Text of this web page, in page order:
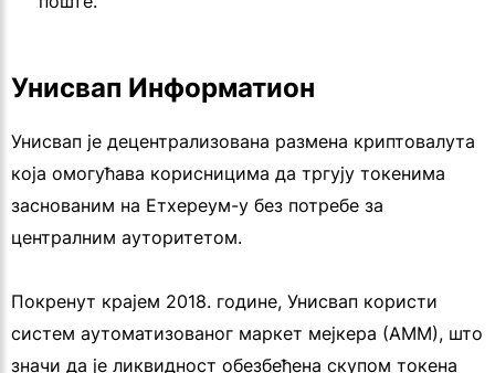
Унисвап Информатион
Унисвап је децентрализована размена криптовалута
која омогућава корисницима да тргују токенима
заснованим на Етхереум-у без потребе за
централним ауторитетом.
Покренут крајем 2018. године, Унисвап користи
систем аутоматизованог маркет мејкера (АММ), што
значи да је ликвидност обезбеђена скупом токена